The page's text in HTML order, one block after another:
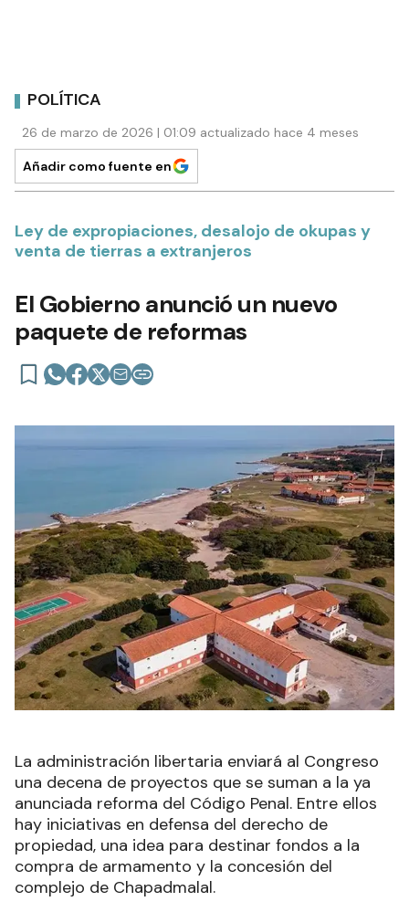
POLÍTICA
26 de marzo de 2026 | 01:09 actualizado hace 4 meses
Añadir como fuente en
Ley de expropiaciones, desalojo de okupas y
venta de tierras a extranjeros
El Gobierno anunció un nuevo
paquete de reformas
La administración libertaria enviará al Congreso
una decena de proyectos que se suman a la ya
anunciada reforma del Código Penal. Entre ellos
hay iniciativas en defensa del derecho de
propiedad, una idea para destinar fondos a la
compra de armamento y la concesión del
complejo de Chapadmalal.